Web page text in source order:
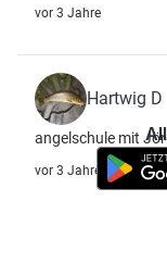
vor 3 Jahre
Hartwig D
angelschule mit
vor 3 Jahre